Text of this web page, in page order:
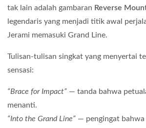
tak lain adalah gambaran Reverse
legendaris yang menjadi titik awal
Jerami memasuki Grand Line.
Tulisan-tulisan singkat yang menyertai
sensasi:
“Brace for Impact” — tanda bahwa
menanti.
“Into the Grand Line” — pengingat bahwa